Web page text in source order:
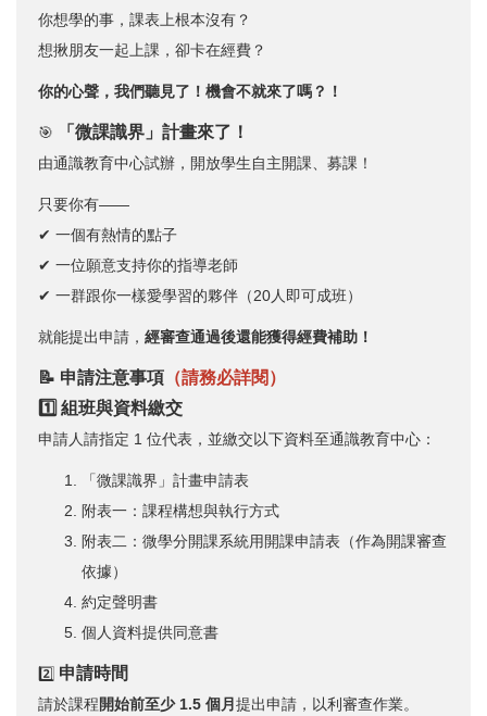
你想學的事，課表上根本沒有？
想揪朋友一起上課，卻卡在經費？
你的心聲，我們聽見了！機會不就來了嗎？！
🎯 「微課識界」計畫來了！
由通識教育中心試辦，開放學生自主開課、募課！
只要你有——
✔ 一個有熱情的點子
✔ 一位願意支持你的指導老師
✔ 一群跟你一樣愛學習的夥伴（20人即可成班）
就能提出申請， 經審查通過後還能獲得經費補助！
📝 申請注意事項 （請務必詳閱）
1️⃣ 組班與資料繳交
申請人請指定 1 位代表，並繳交以下資料至通識教育中心：
「微課識界」計畫申請表
附表一：課程構想與執行方式
附表二：微學分開課系統用開課申請表（作為開課審查
依據）
約定聲明書
個人資料提供同意書
2️⃣ 申請時間
請於課程開始前至少 1.5 個月 提出申請，以利審查作業。